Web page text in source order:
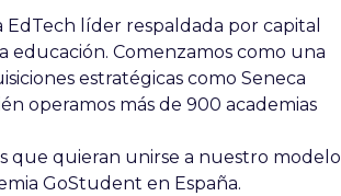
líder respaldada por capital
Comenzamos como una
estratégicas como Seneca
operamos más de 900 academias
que quieran unirse a nuestro modelo
GoStudent en España.